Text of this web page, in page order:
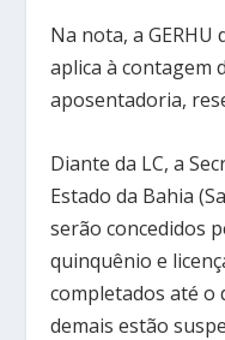
Na nota, a GERHU
aplica à contagem
aposentadoria,
Diante da LC, a
Estado da Bahia
serão concedidos
quinquênio e
completados até o
demais estão